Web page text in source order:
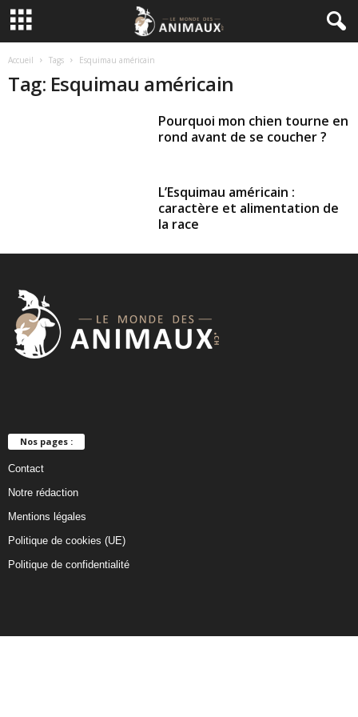
Accueil Tags Esquimau américain
Tag: Esquimau américain
Pourquoi mon chien tourne en
rond avant de se coucher ?
L’Esquimau américain :
caractère et alimentation de
la race
Nos pages :
Contact
Notre rédaction
Mentions légales
Politique de cookies (UE)
Politique de confidentialité